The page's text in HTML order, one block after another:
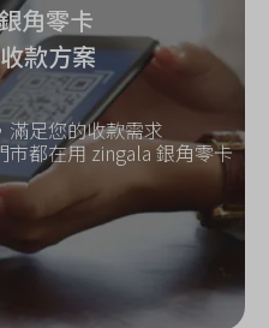
角零卡
款方案
滿足您的收款需求
都在用 zingala 銀角零卡